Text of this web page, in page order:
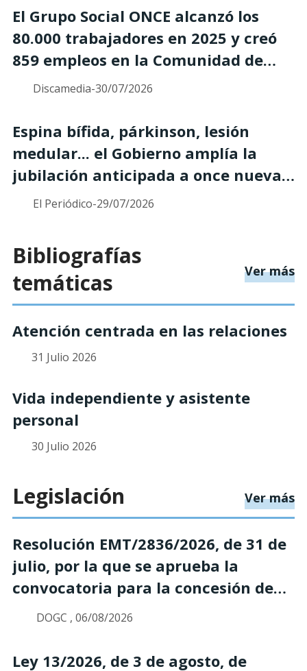
El Grupo Social ONCE alcanzó los
80.000 trabajadores en 2025 y creó
859 empleos en la Comunidad de
Madrid
Discamedia-30/07/2026
Espina bífida, párkinson, lesión
medular... el Gobierno amplía la
jubilación anticipada a once nuevas
enfermedades
El Periódico-29/07/2026
Bibliografías
temáticas
Ver más
Atención centrada en las relaciones
31 Julio 2026
Vida independiente y asistente
personal
30 Julio 2026
Legislación Ver más
Resolución EMT/2836/2026, de 31 de
julio, por la que se aprueba la
convocatoria para la concesión de
subvenciones destinadas a las
especializado y de apoyo
DOGC , 06/08/2026
Ley 13/2026, de 3 de agosto, de